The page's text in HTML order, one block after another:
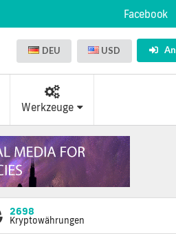
Facebook
DEU USD
Werkzeuge
2698
Kryptowährungen